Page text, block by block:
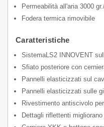
Permeabilità all'aria 3000
Fodera termica rimovibile
Caratteristiche
SistemaLS2 INNOVENT
Sfiato posteriore con
Pannelli elasticizzati sul
Pannelli elasticizzati sulle
Rivestimento antiscivolo
Dettagli riflettenti